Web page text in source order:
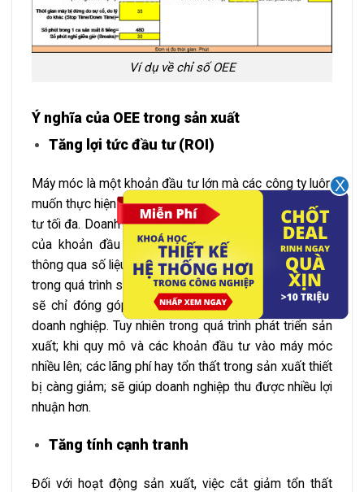
Ví dụ về chỉ số OEE
Ý nghĩa của OEE trong sản xuất
Tăng lợi tức đầu tư (ROI)
Máy móc là một khoản đầu tư lớn mà các công ty luôn
muốn thực hiện các chiến lược để đạt được lợi tức đầu
tư tối đa. Doanh nghiệp có thể chứng minh được giá trị
của khoản đầu tư vào hệ thống máy móc thiết bị
thông qua số liệu OEE được đo đạc. Vào thời gian đầu
trong quá trình sản xuất; hiệu quả sử dụng các thiết bị
sẽ chỉ đóng góp một phần nhỏ trong lợi nhuận của
doanh nghiệp. Tuy nhiên trong quá trình phát triển sản
xuất; khi quy mô và các khoản đầu tư vào máy móc
nhiều lên; các lãng phí hay tổn thất trong sản xuất thiết
bị càng giảm; sẽ giúp doanh nghiệp thu được nhiều lợi
nhuận hơn.
Tăng tính cạnh tranh
Đối với hoạt động sản xuất, việc cắt giảm tổn thất